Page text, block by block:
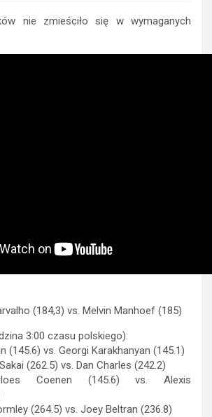
nie zmieściło się w wymaganych
(184,3) vs. Melvin Manhoef (185)
3:00 czasu polskiego):
(145.6) vs. Georgi Karakhanyan (145.1)
(262.5) vs. Dan Charles (242.2)
Coenen (145.6) vs. Alexis
(264.5) vs. Joey Beltran (236.8)